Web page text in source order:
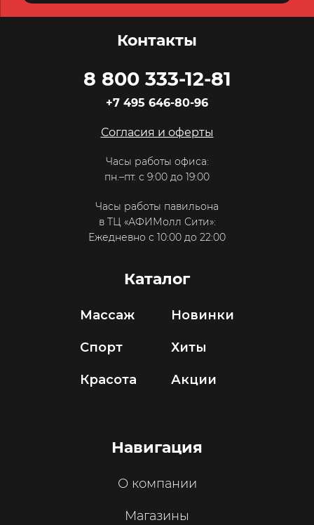
Контакты
8 800 333-12-81
+7 495 646-80-96
Согласия и оферты
Часы работы офиса:
пн.–пт. с 9:00 до 19:00
Часы работы павильона
в ТЦ «АФИМолл Сити»:
Ежедневно с 10:00 до 22:00
Каталог
Массаж
Спорт
Красота
Новинки
Хиты
Акции
Навигация
О компании
Магазины